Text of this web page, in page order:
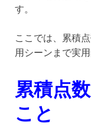
す。
ここでは、累積
用シーンまで実
累積点
こと